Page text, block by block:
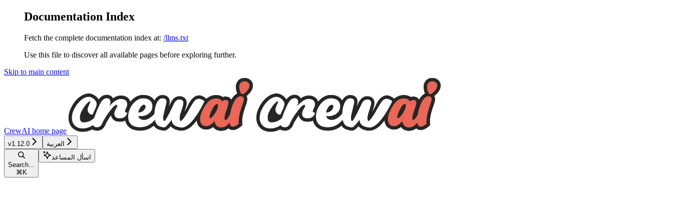
Documentation Index
Fetch the complete documentation index at: /llms.txt
Use this file to discover all available pages before exploring further.
Skip to main content
CrewAI home page
v1.12.0 العربية
Search...
⌘ K
اسأل المساعد